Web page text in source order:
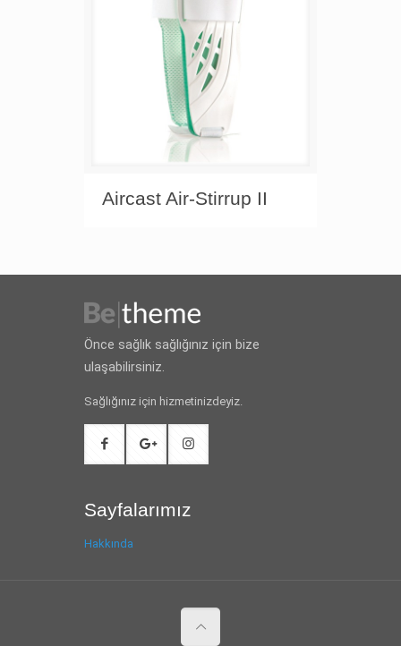
Aircast Air-Stirrup II
Önce sağlık sağlığınız için bize
ulaşabilirsiniz.
Sağlığınız için hizmetinizdeyiz.
Sayfalarımız
Hakkında